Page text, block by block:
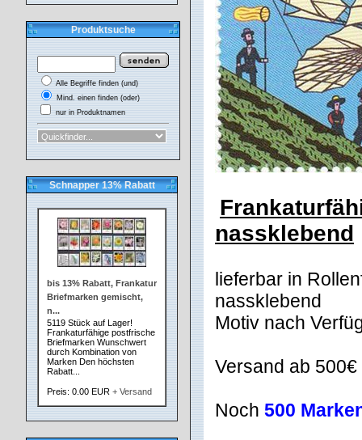
Produktsuche
Alle Begriffe finden (und)
Mind. einen finden (oder)
nur in Produktnamen
Schnapper 13% Rabatt
bis 13% Rabatt, Frankatur
Briefmarken gemischt,
n...
5119 Stück auf Lager!
Frankaturfähige postfrische
Briefmarken Wunschwert
durch Kombination von
Marken Den höchsten
Rabatt...
Preis: 0.00 EUR + Versand
nassklebend
lieferbar in
nassklebend
Motiv nach
Versand ab
Noch 500